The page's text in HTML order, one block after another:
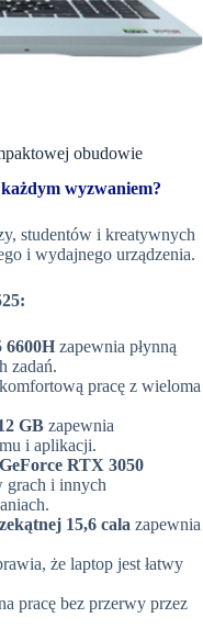
obudowie
wyzwaniem?
studentów i kreatywnych
i wydajnego urządzenia.
6600H zapewnia płynną
zadań.
pracę z wieloma
GB zapewnia
i aplikacji.
RTX 3050
grach i innych
15,6 cala zapewnia
że laptop jest łatwy
pracę bez przerwy przez